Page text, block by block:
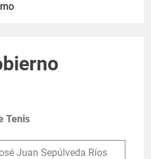
Tenis
Juan Sepúlveda Ríos